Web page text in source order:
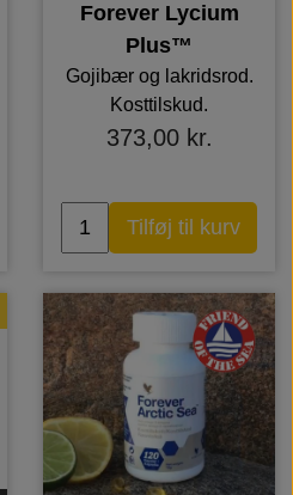
Forever Lycium
Plus™
Gojibær og lakridsrod.
Kosttilskud.
373,00 kr.
Tilføj til kurv